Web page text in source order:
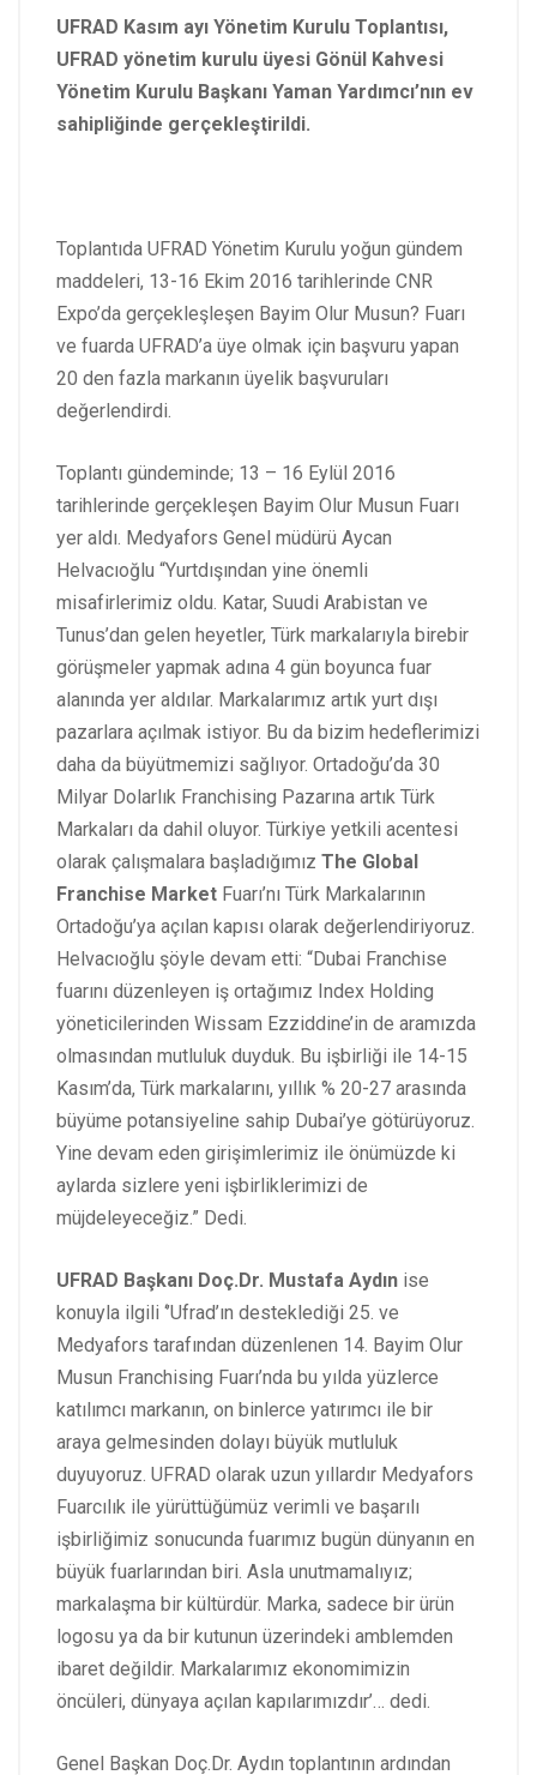
UFRAD Kasım ayı Yönetim Kurulu Toplantısı,
UFRAD yönetim kurulu üyesi Gönül Kahvesi
Yönetim Kurulu Başkanı Yaman Yardımcı’nın ev
sahipliğinde gerçekleştirildi.
Toplantıda UFRAD Yönetim Kurulu yoğun gündem
maddeleri, 13-16 Ekim 2016 tarihlerinde CNR
Expo’da gerçekleşleşen Bayim Olur Musun? Fuarı
ve fuarda UFRAD’a üye olmak için başvuru yapan
20 den fazla markanın üyelik başvuruları
değerlendirdi.
Toplantı gündeminde; 13 – 16 Eylül 2016
tarihlerinde gerçekleşen Bayim Olur Musun Fuarı
yer aldı. Medyafors Genel müdürü Aycan
Helvacıoğlu “Yurtdışından yine önemli
misafirlerimiz oldu. Katar, Suudi Arabistan ve
Tunus’dan gelen heyetler, Türk markalarıyla birebir
görüşmeler yapmak adına 4 gün boyunca fuar
alanında yer aldılar. Markalarımız artık yurt dışı
pazarlara açılmak istiyor. Bu da bizim hedeflerimizi
daha da büyütmemizi sağlıyor. Ortadoğu’da 30
Milyar Dolarlık Franchising Pazarına artık Türk
Markaları da dahil oluyor. Türkiye yetkili acentesi
olarak çalışmalara başladığımız The Global
Franchise Market Fuarı’nı Türk Markalarının
Ortadoğu’ya açılan kapısı olarak değerlendiriyoruz.
Helvacıoğlu şöyle devam etti: “Dubai Franchise
fuarını düzenleyen iş ortağımız Index Holding
yöneticilerinden Wissam Ezziddine’in de aramızda
olmasından mutluluk duyduk. Bu işbirliği ile 14-15
Kasım’da, Türk markalarını, yıllık % 20-27 arasında
büyüme potansiyeline sahip Dubai’ye götürüyoruz.
Yine devam eden girişimlerimiz ile önümüzde ki
aylarda sizlere yeni işbirliklerimizi de
müjdeleyeceğiz.” Dedi.
UFRAD Başkanı Doç.Dr. Mustafa Aydın ise
konuyla ilgili ‘’Ufrad’ın desteklediği 25. ve
Medyafors tarafından düzenlenen 14. Bayim Olur
Musun Franchising Fuarı’nda bu yılda yüzlerce
katılımcı markanın, on binlerce yatırımcı ile bir
araya gelmesinden dolayı büyük mutluluk
duyuyoruz. UFRAD olarak uzun yıllardır Medyafors
Fuarcılık ile yürüttüğümüz verimli ve başarılı
işbirliğimiz sonucunda fuarımız bugün dünyanın en
büyük fuarlarından biri. Asla unutmamalıyız;
markalaşma bir kültürdür. Marka, sadece bir ürün
logosu ya da bir kutunun üzerindeki amblemden
ibaret değildir. Markalarımız ekonomimizin
öncüleri, dünyaya açılan kapılarımızdır’… dedi.
Genel Başkan Doç.Dr. Aydın toplantının ardından